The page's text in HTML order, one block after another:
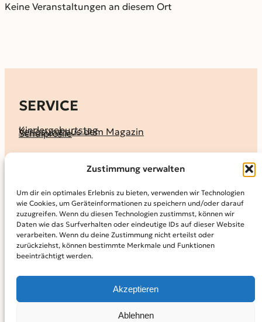
Zustimmung verwalten
Um dir ein optimales Erlebnis zu bieten, verwenden wir Technologien
wie Cookies, um Geräteinformationen zu speichern und/oder darauf
zuzugreifen. Wenn du diesen Technologien zustimmst, können wir
Daten wie das Surfverhalten oder eindeutige IDs auf dieser Website
verarbeiten. Wenn du deine Zustimmung nicht erteilst oder
zurückziehst, können bestimmte Merkmale und Funktionen
beeinträchtigt werden.
Akzeptieren
Ablehnen
Keine Veranstaltungen an diesem Ort
SERVICE
Kindergeburtstag
Verlosung aus dem Magazin
Schulprofile
KALENDER
MAGAZIN
KidS-Ausgaben online lesen
Abonnement
Archiv
INFO
Datenschutz­erklärung
Powered by